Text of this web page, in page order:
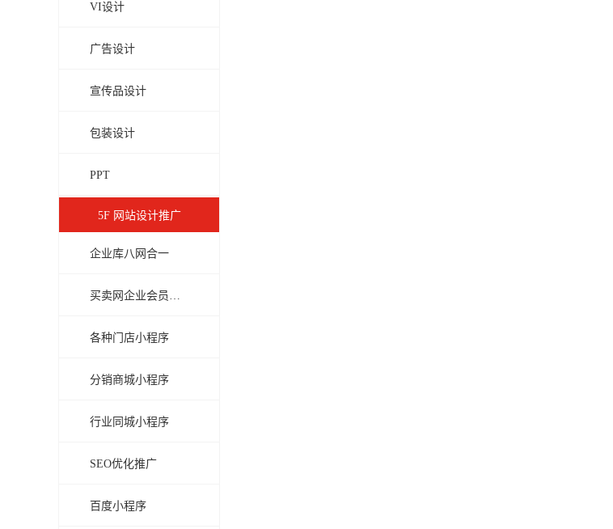
VI设计
广告设计
宣传品设计
包装设计
PPT
5F 网站设计推广
企业库八网合一
买卖网企业会员商城
各种门店小程序
分销商城小程序
行业同城小程序
SEO优化推广
百度小程序